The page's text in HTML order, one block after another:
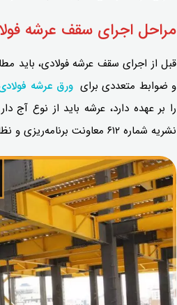
مراحل اجرای سقف عرشه
قبل از اجرای سقف عرشه فولادی، باید
و ضوابط متعددی برای ورق عرشه
نشریه شماره ۶۱۲ معاونت برنامه‌ریزی و نظارت راهبردی ریاست جمهوری باشد.